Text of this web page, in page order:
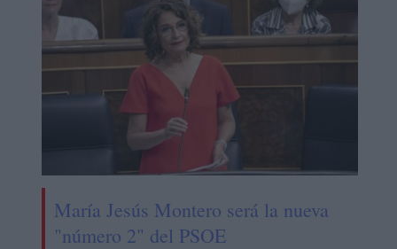
María Jesús Montero será la nueva
"número 2" del PSOE